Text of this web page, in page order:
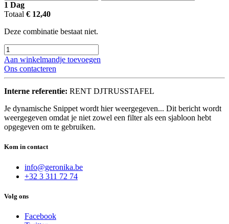
1 Dag
Totaal € 12,40
Deze combinatie bestaat niet.
Aan winkelmandje toevoegen
Ons contacteren
Interne referentie: RENT DJTRUSSTAFEL
Je dynamische Snippet wordt hier weergegeven... Dit bericht wordt
weergegeven omdat je niet zowel een filter als een sjabloon hebt
opgegeven om te gebruiken.
Kom in contact
info@geronika.be
+32 3 311 72 74
Volg ons
Facebook